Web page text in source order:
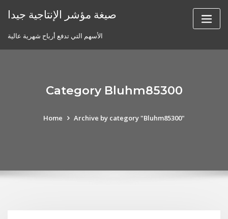
صيغة مؤشر الإنتاجية جيدا
الأسهم التي تدفع أرباح شهرية عالية
Category Bluhm85300
Home Archive by category "Bluhm85300"